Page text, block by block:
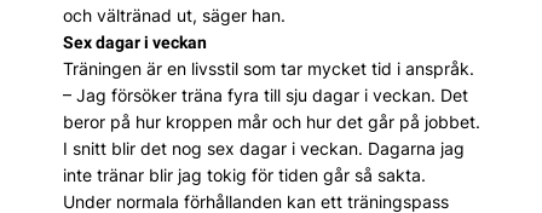
och vältränad ut, säger han.
Sex dagar i veckan
Träningen är en livsstil som tar mycket tid i anspråk.
– Jag försöker träna fyra till sju dagar i veckan. Det
beror på hur kroppen mår och hur det går på jobbet.
I snitt blir det nog sex dagar i veckan. Dagarna jag
inte tränar blir jag tokig för tiden går så sakta.
Under normala förhållanden kan ett träningspass